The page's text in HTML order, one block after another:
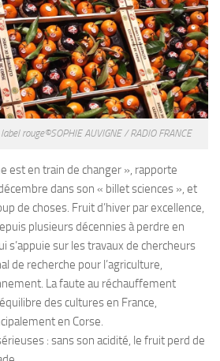
rouge©SOPHIE AUVIGNE / RADIO FRANCE
est en train de changer », rapporte
dans son « billet sciences », et
de choses. Fruit d’hiver par excellence,
plusieurs décennies à perdre en
s’appuie sur les travaux de chercheurs
de recherche pour l’agriculture,
La faute au réchauffement
des cultures en France,
en Corse.
: sans son acidité, le fruit perd de